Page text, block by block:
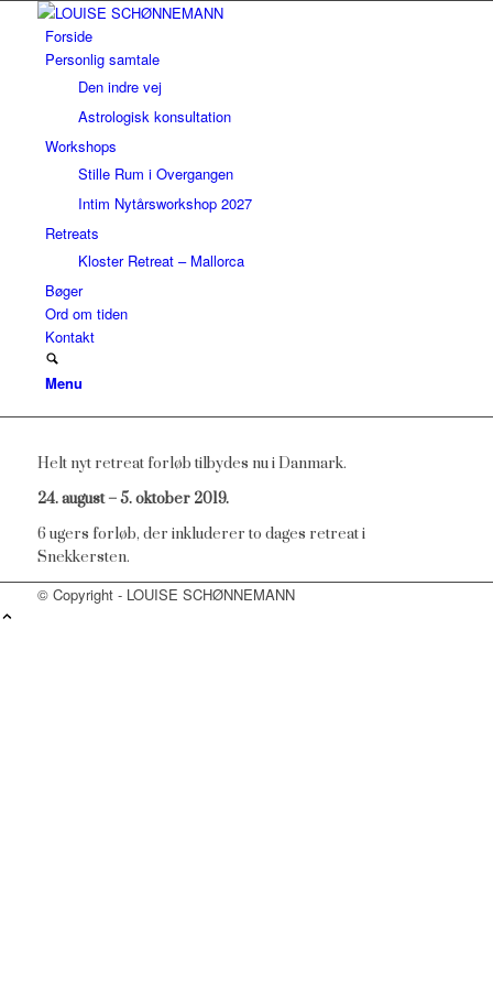
Forside
Personlig samtale
Den indre vej
Astrologisk konsultation
Workshops
Stille Rum i Overgangen
Intim Nytårsworkshop 2027
Retreats
Kloster Retreat – Mallorca
Bøger
Ord om tiden
Kontakt
Menu
Helt nyt retreat forløb tilbydes nu i Danmark.
24. august – 5. oktober 2019.
6 ugers forløb, der inkluderer to dages retreat i
Snekkersten.
© Copyright - LOUISE SCHØNNEMANN